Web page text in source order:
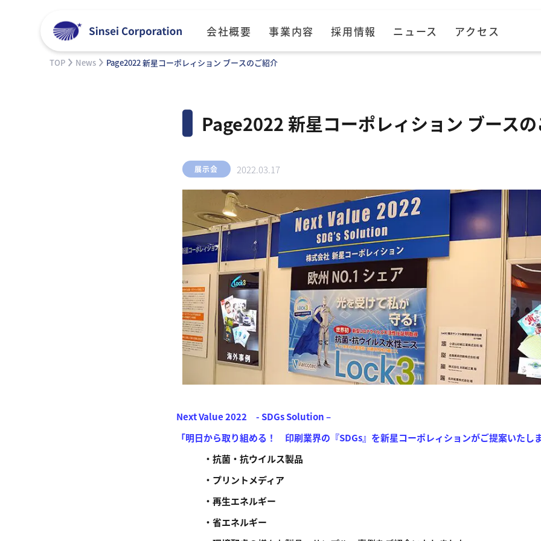
会社概要 事業内容 採用情報 ニュース アクセス
TOP News Page2022 新星コーポレィション ブースのご紹介
Page2022 新星コーポレィション ブース
展示会 2022.03.17
Next Value 2022 - SDGs Solution –
「明日から取り組める！ 印刷業界の『SDGs』を新星コーポレィションがご提案いたし
・抗菌・抗ウイルス製品
・プリントメディア
・再生エネルギー
・省エネルギー